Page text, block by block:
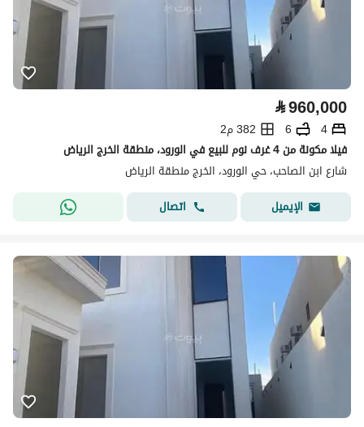
⃁960,000
4
6
382 م2
فيلا مكونة من 4 غرف نوم للبيع في الورود، منطقة الخرج الرياض
شارع ابن الصاحب، حي الورود، الخرج منطقة الرياض
الإيميل
اتصال